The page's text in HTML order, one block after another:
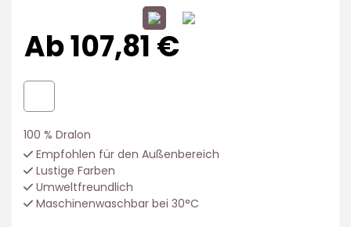
Ab 107,81 €
100 % Dralon
Empfohlen für den Außenbereich
Lustige Farben
Umweltfreundlich
Maschinenwaschbar bei 30°C